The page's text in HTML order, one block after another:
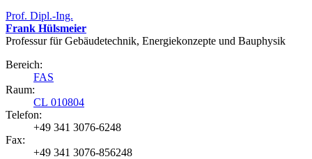
Prof. Dipl.-Ing.
Frank Hülsmeier
Professur für Gebäudetechnik, Energiekonzepte und Bauphysik
Bereich:
FAS
Raum:
CL 010804
Telefon:
+49 341 3076-6248
Fax:
+49 341 3076-856248